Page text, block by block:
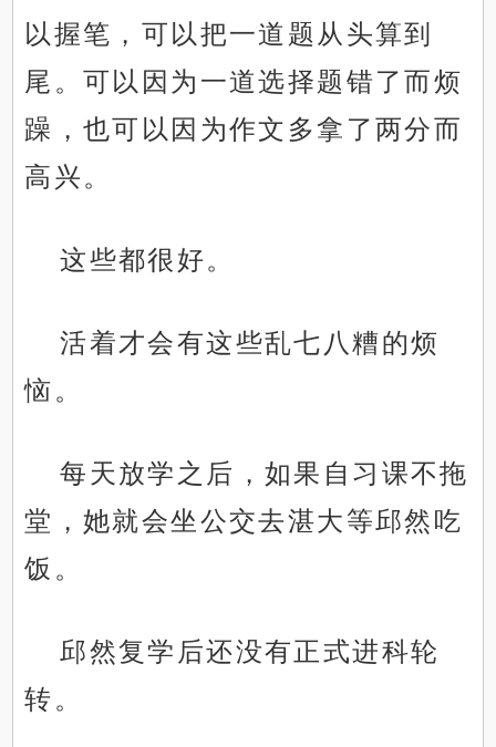
以握笔，可以把一道题从头算到
尾。可以因为一道选择题错了而烦
躁，也可以因为作文多拿了两分而
高兴。
这些都很好。
活着才会有这些乱七八糟的烦
恼。
每天放学之后，如果自习课不拖
堂，她就会坐公交去湛大等邱然吃
饭。
邱然复学后还没有正式进科轮
转。